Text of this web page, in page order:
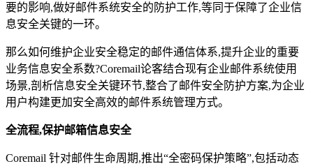
要的影响,做好邮件系统安全的防护工作,等同于保障了企业信
息安全关键的一环。
那么如何维护企业安全稳定的邮件通信体系,提升企业的重要
业务信息安全系数?Coremail论客结合现有企业邮件系统使用
场景,剖析信息安全关键环节,整合了邮件安全防护方案,为企业
用户构建更加安全高效的邮件系统管理方式。
全流程,保护邮箱信息安全
Coremail 针对邮件生命周期,推出“全密码保护策略”,包括动态